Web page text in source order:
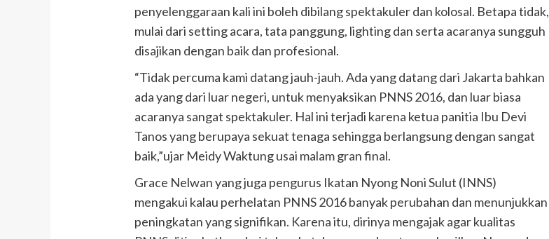
penyelenggaraan kali ini boleh dibilang spektakuler dan kolosal. Betapa tidak,
mulai dari setting acara, tata panggung, lighting dan serta acaranya sungguh
disajikan dengan baik dan profesional.
“Tidak percuma kami datang jauh-jauh. Ada yang datang dari Jakarta bahkan
ada yang dari luar negeri, untuk menyaksikan PNNS 2016, dan luar biasa
acaranya sangat spektakuler. Hal ini terjadi karena ketua panitia Ibu Devi
Tanos yang berupaya sekuat tenaga sehingga berlangsung dengan sangat
baik,”ujar Meidy Waktung usai malam gran final.
Grace Nelwan yang juga pengurus Ikatan Nyong Noni Sulut (INNS)
mengakui kalau perhelatan PNNS 2016 banyak perubahan dan menunjukkan
peningkatan yang signifikan. Karena itu, dirinya mengajak agar kualitas